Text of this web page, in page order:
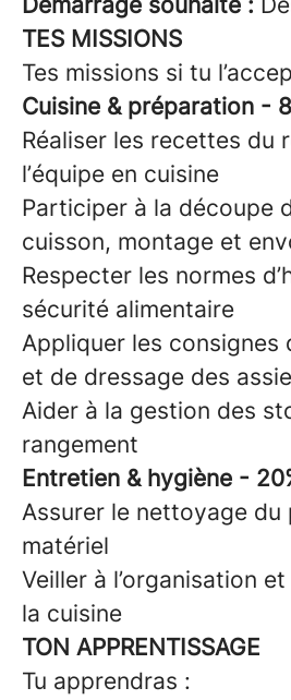
TES MISSIONS
Tes missions si tu
Cuisine & préparation -
Réaliser les recettes du
l’équipe en cuisine
Participer à la découpe
cuisson, montage et
Respecter les normes
sécurité alimentaire
Appliquer les consignes
et de dressage des
Aider à la gestion des
rangement
Entretien & hygiène -
Assurer le nettoyage du
matériel
Veiller à l’organisation
la cuisine
TON APPRENTISSAGE
Tu apprendras :